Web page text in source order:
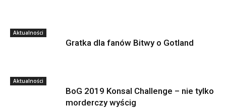
Aktualności
Gratka dla fanów Bitwy o Gotland
Aktualności
BoG 2019 Konsal Challenge – nie tylko
morderczy wyścig